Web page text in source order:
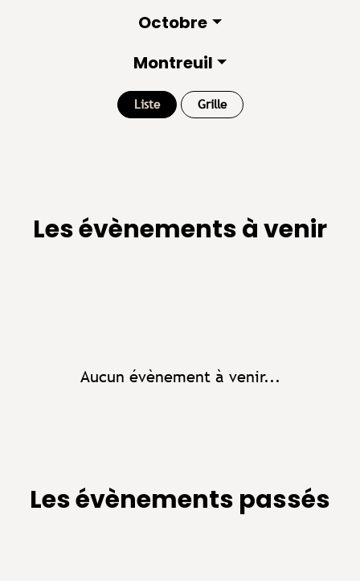
Octobre
Montreuil
Liste Grille
Les évènements à venir
Aucun évènement à venir...
Les évènements passés